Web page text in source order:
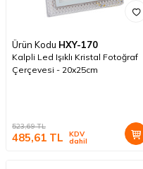
Ürün Kodu HXY-170
Kalpli Led Işıklı Kristal Fotoğraf
Çerçevesi - 20x25cm
523,69TL
485,61 TL KDV
dahil